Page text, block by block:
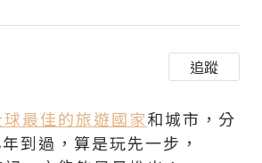
追蹤
最佳的旅遊國家和城市，分
到過，算是玩先一步，